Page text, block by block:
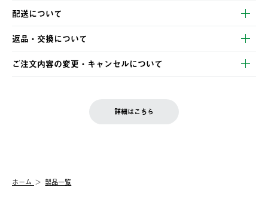
以下のいずれかの方法でお支払いいただけます。
・クレジットカード決済
・コンビニ決済
・Pay-easy決済
配送について
【発送スケジュール】
ご注文・ご入金完了より2営業日以内に商品を発送いたします。
土日祝の発送はございませんので、木曜日以降のご注文は週明け
の発送となる場合がございます。
【配送業者】
佐川急便にて配送されます。
返品・交換について
※お客様都合の場合
お客様都合の返品にかかる送料は、お客様ご負担とさせていただ
む）は受け付けておりません。
一度お手元の商品を返品いただき、ご希望商品を再注文してくだ
ご注文内容の変更・キャンセルについて
LOGOS FAMILY会員の方は、会員マイページ内 購入履歴画面に
詳細はこちら
ホーム 製品一覧